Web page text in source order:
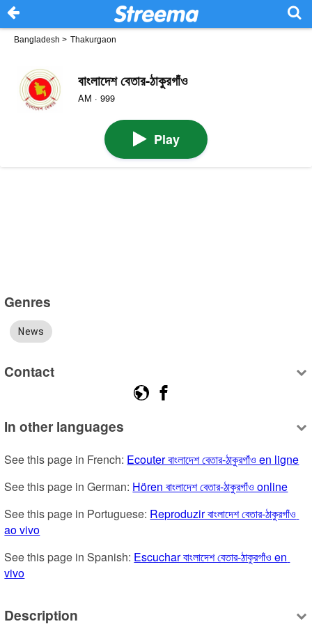
Bangladesh > Thakurgaon
বাংলাদেশ বেতার-ঠাকুরগাঁও
AM · 999
Play
Genres
News
Contact
In other languages
See this page in French: Ecouter বাংলাদেশ বেতার-ঠাকুরগাঁও en ligne
See this page in German: Hören বাংলাদেশ বেতার-ঠাকুরগাঁও online
See this page in Portuguese: Reproduzir বাংলাদেশ বেতার-ঠাকুরগাঁও
ao vivo
See this page in Spanish: Escuchar বাংলাদেশ বেতার-ঠাকুরগাঁও en
vivo
Description